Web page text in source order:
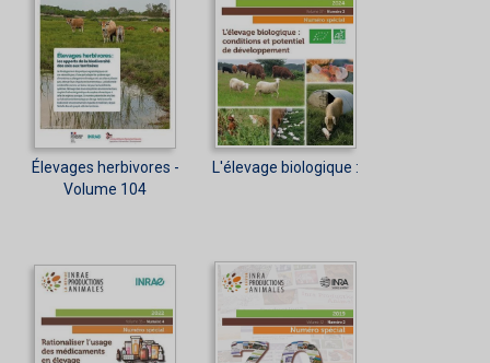
Élevages herbivores -
Volume 104
L'élevage biologique :